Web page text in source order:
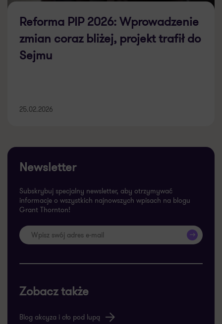
Reforma PIP 2026: Wprowadzenie
zmian coraz bliżej, projekt trafił do
Sejmu
25.02.2026
Newsletter
Subskrybuj specjalny newsletter, aby otrzymywać
informacje o wszystkich najnowszych wpisach na blogu
Grant Thornton!
>>
Zobacz także
Blog akcyza i cło pod lupą